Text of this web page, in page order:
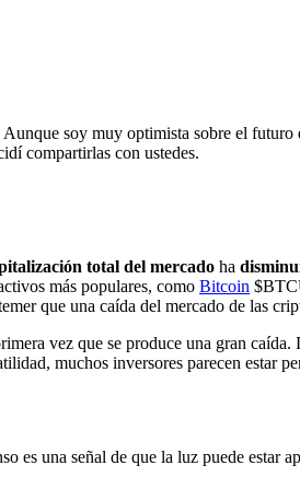
soy muy optimista sobre el
compartirlas con ustedes.
total del mercado ha
más populares, como Bitcoin
que una caída del mercado de las
vez que se produce una gran
muchos inversores parecen estar
una señal de que la luz puede estar